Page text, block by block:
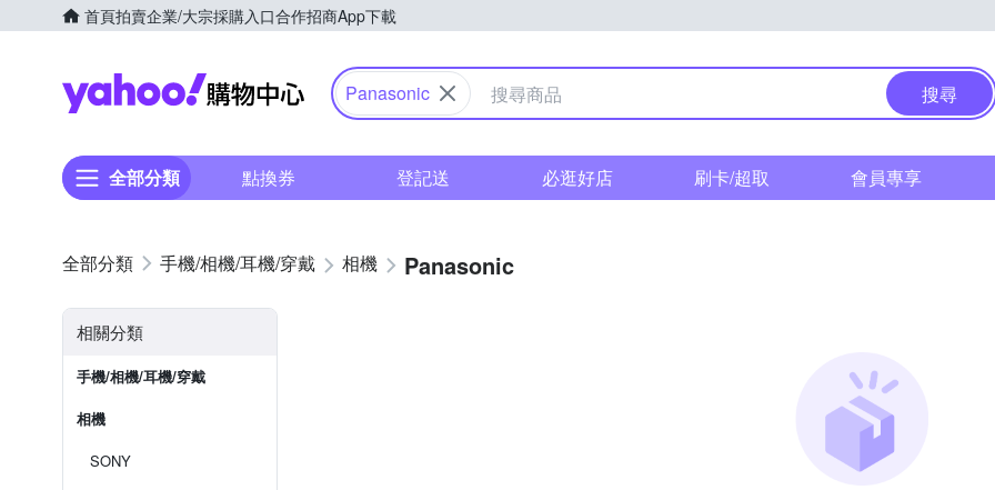
首頁拍賣企業/大宗採購入口合作招商App下載
Yahoo購物中心
Panasonic 搜尋
全部分類 點換券 登記送 必逛好店 刷卡/超取 會員專享
手機/相機/耳機/穿戴 相機 Panasonic
相關分類
手機/相機/耳機/穿戴
相機
SONY